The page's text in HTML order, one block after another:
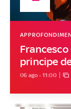
principe
06 ago - 11:00